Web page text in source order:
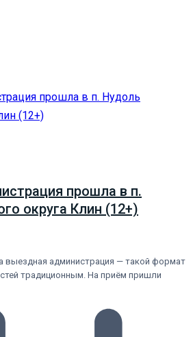
прошла в п.
округа Клин (12+)
выездная администрация — такой формат
традиционным. На приём пришли